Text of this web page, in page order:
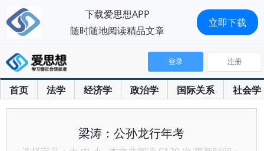
首页 法学 经济学 政治学 国际关系 社会学
登录 注册
梁涛：公孙龙行年考
下载爱思想APP
随时随地阅读精品文章
立即下载